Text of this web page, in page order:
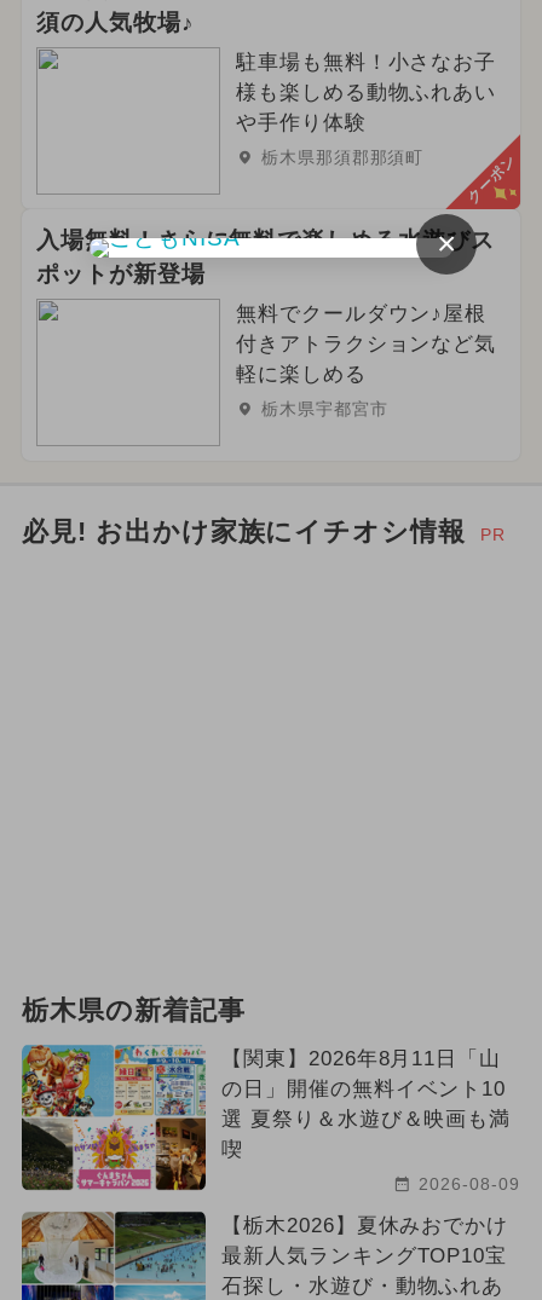
須の人気牧場♪
駐車場も無料！小さなお子
様も楽しめる動物ふれあい
や手作り体験
栃木県那須郡那須町 クーポン
入場無料！さらに無料で楽しめる水遊びス
ポットが新登場
無料でクールダウン♪屋根
付きアトラクションなど気
軽に楽しめる
栃木県宇都宮市
必見! お出かけ家族にイチオシ情報 PR
栃木県の新着記事
【関東】2026年8月11日「山
の日」開催の無料イベント10
選 夏祭り＆水遊び＆映画も満
喫
2026-08-09
【栃木2026】夏休みおでかけ
最新人気ランキングTOP10宝
石探し・水遊び・動物ふれあ
×